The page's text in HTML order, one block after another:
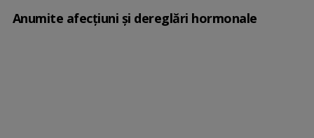
Anumite afecțiuni și dereglări hormonale